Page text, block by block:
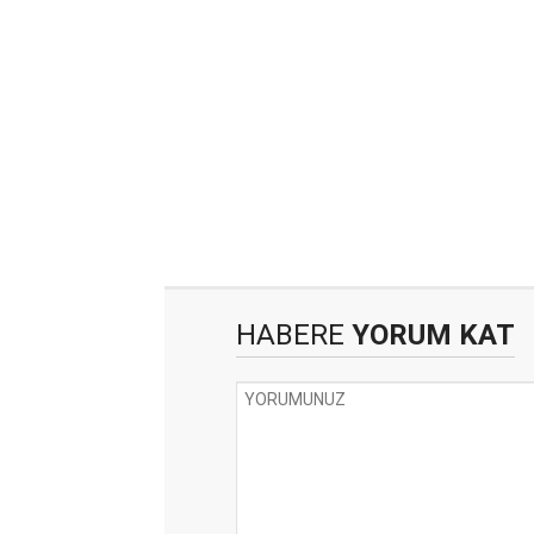
HABERE YORUM KAT